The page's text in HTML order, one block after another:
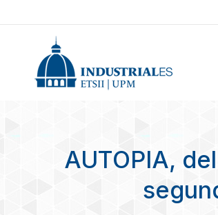
AUTOPIA,